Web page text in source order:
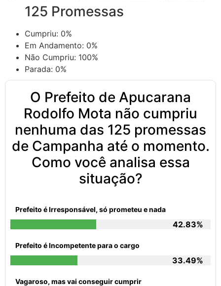
125 Promessas
Cumpriu: 0%
Em Andamento: 0%
Não Cumpriu: 100%
Parada: 0%
O Prefeito de Apucarana
Rodolfo Mota não cumpriu
nenhuma das 125 promessas
de Campanha até o momento.
Como você analisa essa
situação?
Prefeito é Irresponsável, só prometeu e nada
42.83%
Prefeito é Incompetente para o cargo
33.49%
Vagaroso, mas vai conseguir cumprir